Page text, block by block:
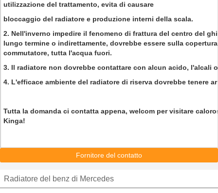
utilizzazione del trattamento, evita di causare
bloccaggio del radiatore e produzione interni della scala.
2. Nell'inverno impedire il fenomeno di frattura del centro del
lungo termine o indirettamente, dovrebbe essere sulla
commutatore, tutta l'acqua fuori.
3. Il radiatore non dovrebbe contattare con alcun acido, l'alcali
4. L'efficace ambiente del radiatore di riserva dovrebbe tenere
Tutta la domanda ci contatta appena, welcom per visitare
Kinga!
Fornitore del contatto
Radiatore del benz di Mercedes